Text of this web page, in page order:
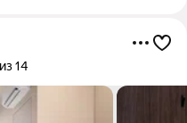
14